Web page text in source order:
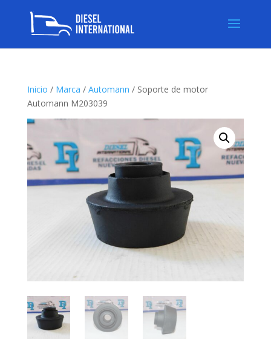
Inicio / Marca / Automann / Soporte de motor
Automann M203039